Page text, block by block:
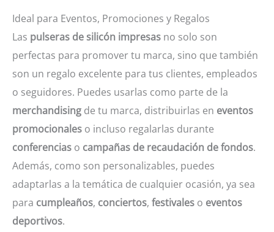
Ideal para Eventos, Promociones y Regalos
Las pulseras de silicón impresas no solo son
perfectas para promover tu marca, sino que también
son un regalo excelente para tus clientes, empleados
o seguidores. Puedes usarlas como parte de la
merchandising de tu marca, distribuirlas en eventos
promocionales o incluso regalarlas durante
conferencias o campañas de recaudación de fondos.
Además, como son personalizables, puedes
adaptarlas a la temática de cualquier ocasión, ya sea
para cumpleaños, conciertos, festivales o eventos
deportivos.